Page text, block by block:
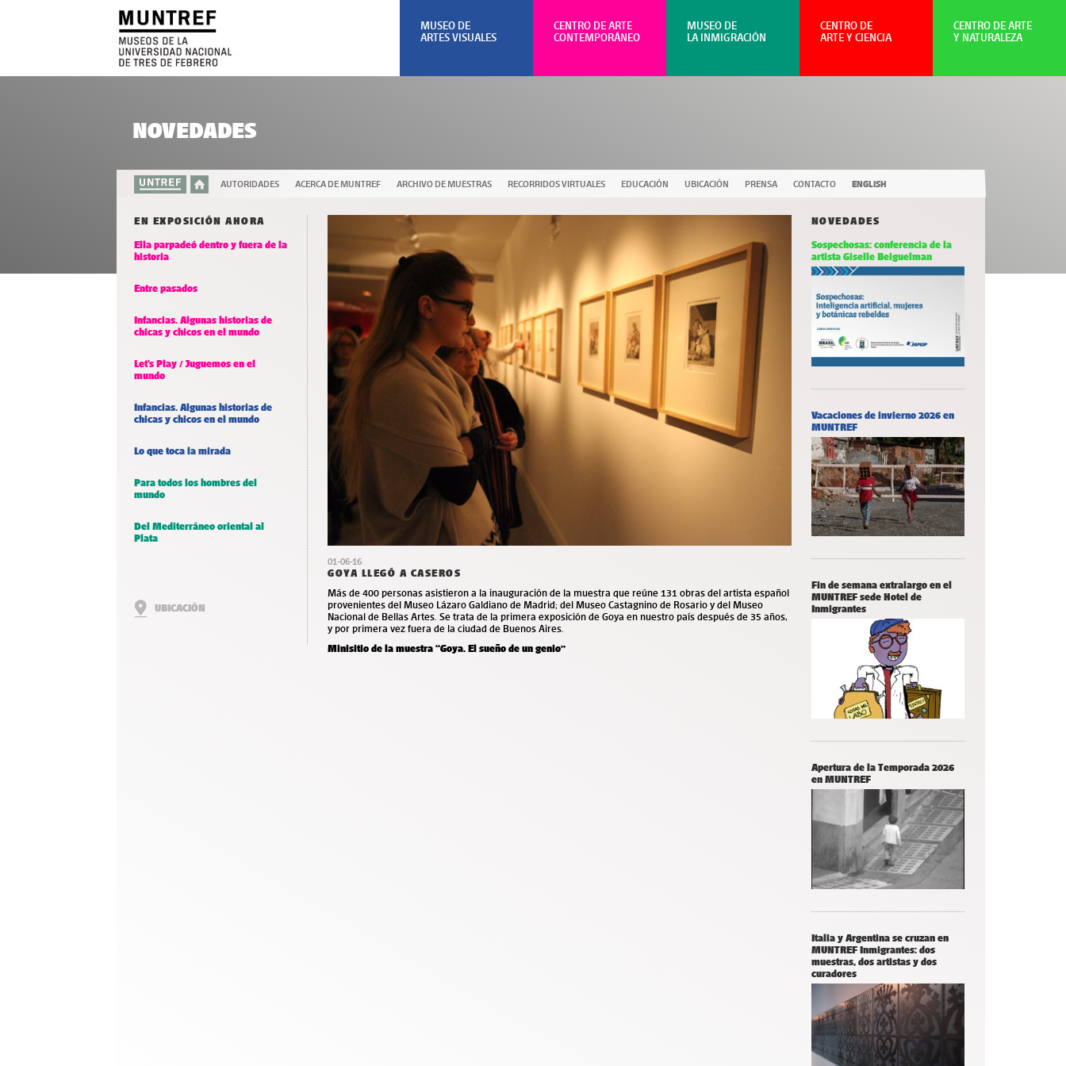
AUTORIDADES ACERCA DE MUNTREF ARCHIVO DE MUESTRAS RECORRIDOS VIRTUALES EDUCACIÓN UBICACIÓN PRENSA CONTACTO ENGLISH
NOVEDADES
EN EXPOSICIÓN AHORA
Ella parpadeó dentro y fuera de la
historia
Entre pasados
Infancias. Algunas historias de
chicas y chicos en el mundo
Let’s Play / Juguemos en el
mundo
Infancias. Algunas historias de
chicas y chicos en el mundo
Lo que toca la mirada
Para todos los hombres del
mundo
Del Mediterráneo oriental al
Plata
UBICACIÓN
01-06-16
GOYA LLEGÓ A CASEROS
Más de 400 personas asistieron a la inauguración de la muestra que reúne 131 obras del artista español
provenientes del Museo Lázaro Galdiano de Madrid; del Museo Castagnino de Rosario y del Museo
Nacional de Bellas Artes. Se trata de la primera exposición de Goya en nuestro país después de 35 años,
y por primera vez fuera de la ciudad de Buenos Aires.
Minisitio de la muestra “Goya. El sueño de un genio”
NOVEDADES
Sospechosas: conferencia de la
artista Giselle Beiguelman
Vacaciones de invierno 2026 en
MUNTREF
Fin de semana extralargo en el
MUNTREF sede Hotel de
Inmigrantes
Apertura de la Temporada 2026
en MUNTREF
Italia y Argentina se cruzan en
MUNTREF Inmigrantes: dos
muestras, dos artistas y dos
curadores
CENTRO DE ARTE
Y NATURALEZA
CENTRO DE
ARTE Y CIENCIA
MUSEO DE
LA INMIGRACIÓN
CENTRO DE ARTE
CONTEMPORÁNEO
MUSEO DE
ARTES VISUALES